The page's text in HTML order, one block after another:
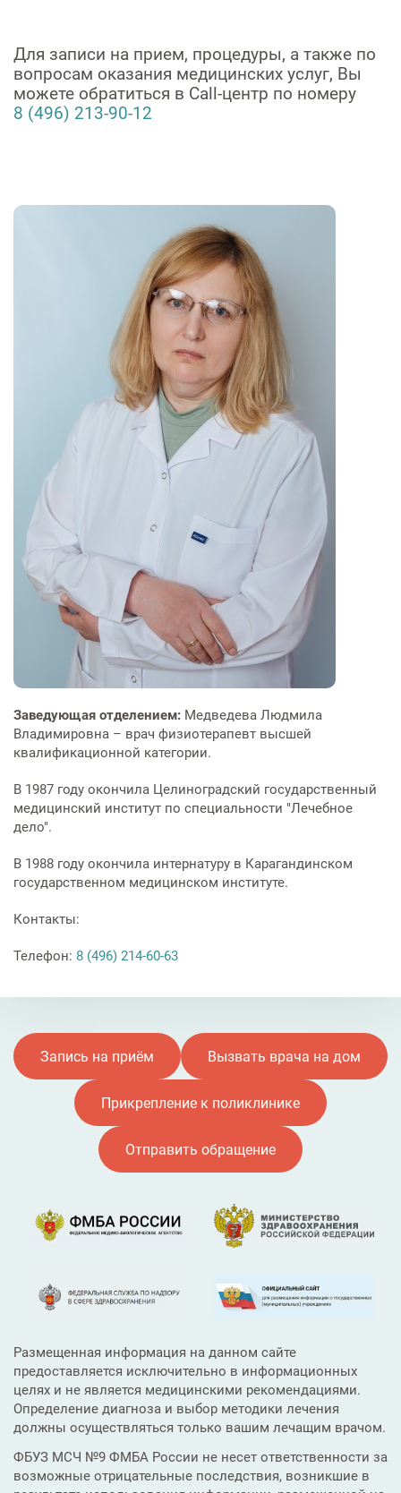
Для записи на прием, процедуры, а также по
вопросам оказания медицинских услуг, Вы
можете обратиться в Call-центр по номеру
8 (496) 213-90-12
Заведующая отделением: Медведева Людмила
Владимировна – врач физиотерапевт высшей
квалификационной категории.
В 1987 году окончила Целиноградский государственный
медицинский институт по специальности "Лечебное
дело".
В 1988 году окончила интернатуру в Карагандинском
государственном медицинском институте.
Контакты:
Телефон: 8 (496) 214-60-63
Запись на приём Вызвать врача на дом
Прикрепление к поликлинике
Отправить обращение
Размещенная информация на данном сайте
предоставляется исключительно в информационных
целях и не является медицинскими рекомендациями.
Определение диагноза и выбор методики лечения
должны осуществляться только вашим лечащим врачом.
ФБУЗ МСЧ №9 ФМБА России не несет ответственности за
возможные отрицательные последствия, возникшие в